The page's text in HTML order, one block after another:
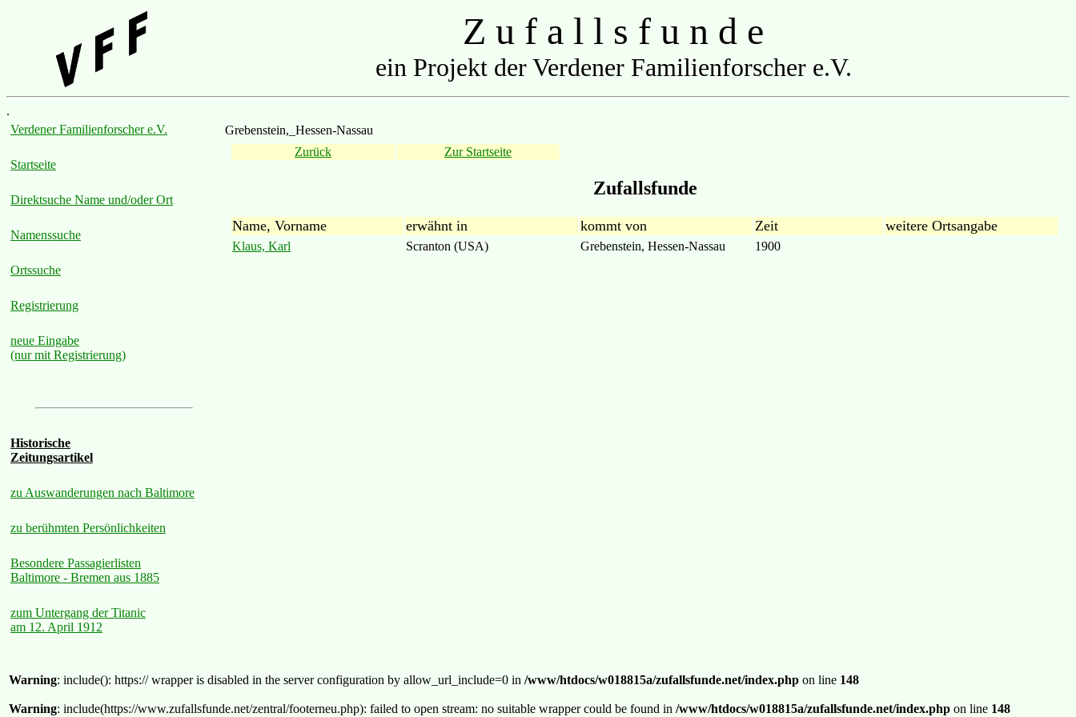
Z u f a l l s f u n d e
ein Projekt der Verdener Familienforscher e.V.
.
Verdener Familienforscher e.V.
Startseite
Direktsuche Name und/oder Ort
Namenssuche
Ortssuche
Registrierung
neue Eingabe
(nur mit Registrierung)
Historische
Zeitungsartikel
zu Auswanderungen nach Baltimore
zu berühmten Persönlichkeiten
Besondere Passagierlisten
Baltimore - Bremen aus 1885
zum Untergang der Titanic
am 12. April 1912
Grebenstein,_Hessen-Nassau
Zurück
Zur Startseite
Zufallsfunde
Name, Vorname erwähnt in kommt von Zeit weitere Ortsangabe
Klaus, Karl Scranton (USA) Grebenstein, Hessen-Nassau 1900
Warning: include(): https:// wrapper is disabled in the server configuration by allow_url_include=0 in /www/htdocs/w018815a/zufallsfunde.net/index.php on line 148
Warning: include(https://www.zufallsfunde.net/zentral/footerneu.php): failed to open stream: no suitable wrapper could be found in /www/htdocs/w018815a/zufallsfunde.net/index.php on line 148